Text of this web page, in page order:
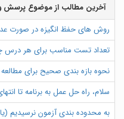
آخرین مطالب از موضوع پرسش
روش های حفظ انگیزه در صورت
تعداد تست مناسب برای هر درس
نحوه بازه بندی صحیح برای
سلام، راه حل عمل به برنامه تا
به محدوده بندی آزمون نرسیدیم